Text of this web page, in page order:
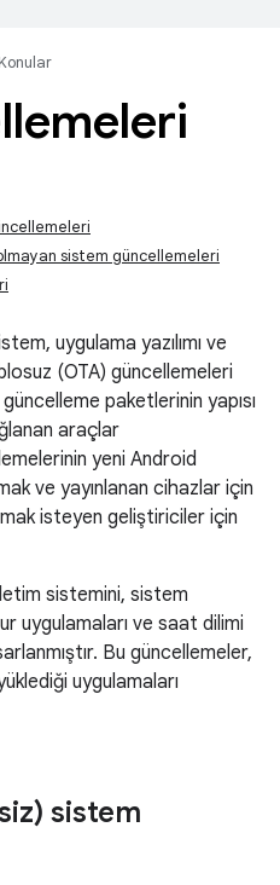
sistem güncellemeleri
uygulama yazılımı ve
(OTA) güncellemeleri
paketlerinin yapısı
araçlar
yeni Android
ve yayınlanan cihazlar için
isteyen geliştiriciler için
sistemini, sistem
uygulamaları ve saat dilimi
Bu güncellemeler,
uygulamaları
sistem